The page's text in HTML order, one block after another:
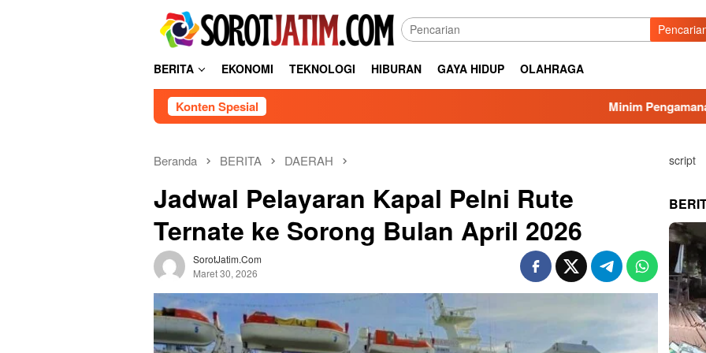
BERITA EKONOMI TEKNOLOGI HIBURAN GAYA HIDUP OLAHRAGA
Konten Spesial Minim Pengamanan Proyek
Beranda BERITA DAERAH
Jadwal Pelayaran Kapal Pelni Rute
Ternate ke Sorong Bulan April 2026
SorotJatim.com
Maret 30, 2026
script